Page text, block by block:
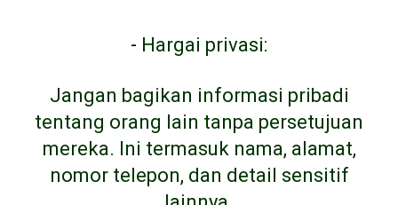
- Hargai privasi:
Jangan bagikan informasi pribadi
tentang orang lain tanpa persetujuan
mereka. Ini termasuk nama, alamat,
nomor telepon, dan detail sensitif